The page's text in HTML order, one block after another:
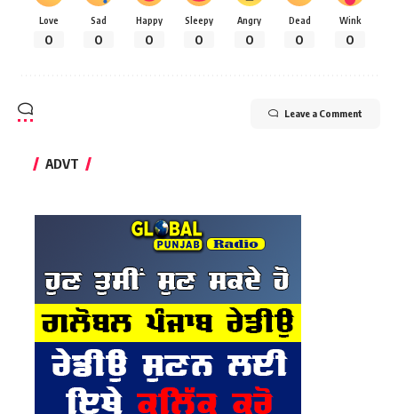
Love
0
Sad
0
Happy
0
Sleepy
0
Angry
0
Dead
0
Wink
0
Leave a Comment
ADVT